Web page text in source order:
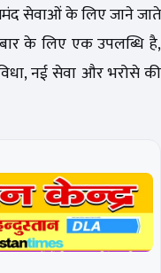
सेवाओं के लिए जाने जाते
के लिए एक उपलब्धि है,
नई सेवा और भरोसे की